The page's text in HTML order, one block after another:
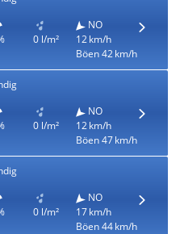
0 l/m²
NO
12 km/h
Böen 42 km/h
0 l/m²
NO
12 km/h
Böen 47 km/h
0 l/m²
NO
17 km/h
Böen 44 km/h